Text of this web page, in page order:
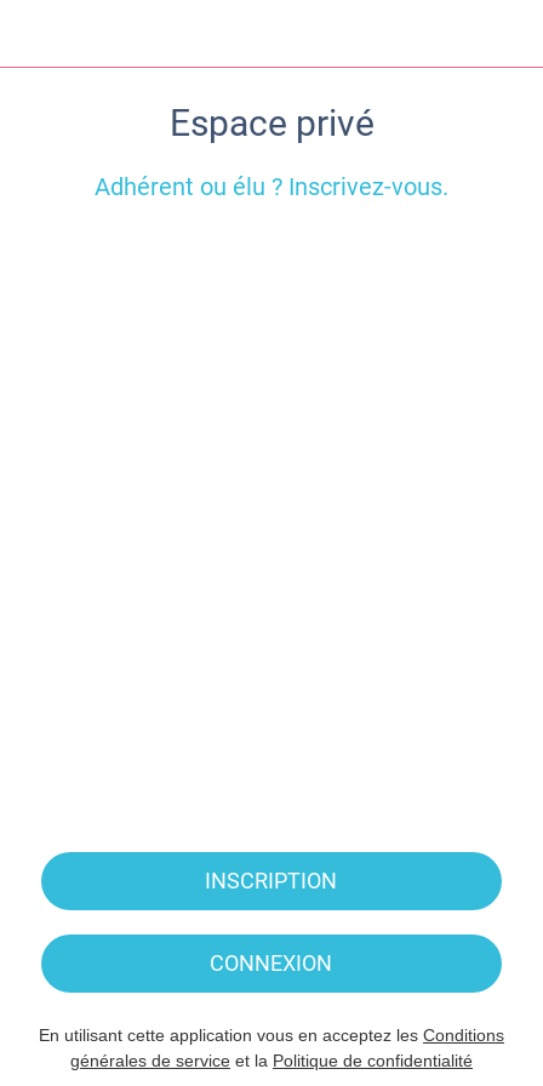
Espace privé
Adhérent ou élu ? Inscrivez-vous.
INSCRIPTION
CONNEXION
En utilisant cette application vous en acceptez les Conditions
générales de service et la Politique de confidentialité